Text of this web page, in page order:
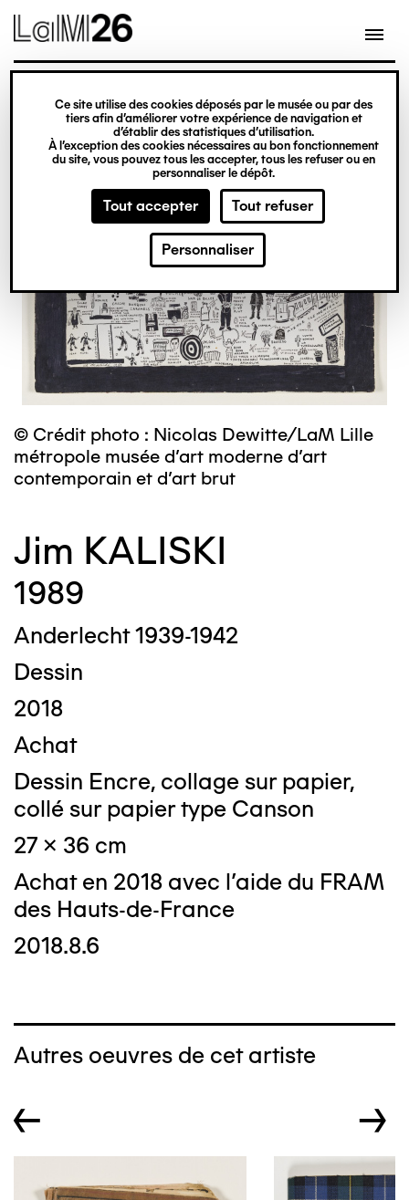
Gestion des cookies
Ce site utilise des cookies déposés par le musée ou par des
tiers afin d’améliorer votre expérience de navigation et
d’établir des statistiques d’utilisation.
À l’exception des cookies nécessaires au bon fonctionnement
du site, vous pouvez tous les accepter, tous les refuser ou en
personnaliser le dépôt.
Tout accepter Tout refuser
Personnaliser
contenu
© Crédit photo : Nicolas Dewitte/LaM Lille
métropole musée d’art moderne d’art
contemporain et d’art brut
Jim KALISKI
1989
Anderlecht 1939-1942
Dessin
2018
Achat
Dessin Encre, collage sur papier,
collé sur papier type Canson
27 x 36 cm
Achat en 2018 avec l'aide du FRAM
des Hauts-de-France
2018.8.6
Autres oeuvres de cet artiste
← →